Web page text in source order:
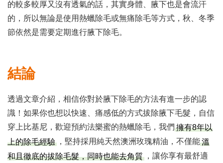
的較多較厚又沒有透氣的話，其實身體、腋下也是會流汗
的，所以無論是使用熱蠟除毛或無痛除毛等方式，秋、冬季
節依然是需要定期進行腋下除毛。
結論
透過文章介紹，相信你對於腋下除毛的方法有進一步的認
識！如果你也想以快速、痛感低的方式拔除腋下毛髮，自信
穿上比基尼，歡迎預約法樂蜜的熱蠟除毛，我們 擁有8年以
上的除毛經驗 ，堅持採用純天然澳洲玫瑰精油，不僅能溫
和且徹底的拔除毛髮，同時也能去角質 ，讓你享有最舒適